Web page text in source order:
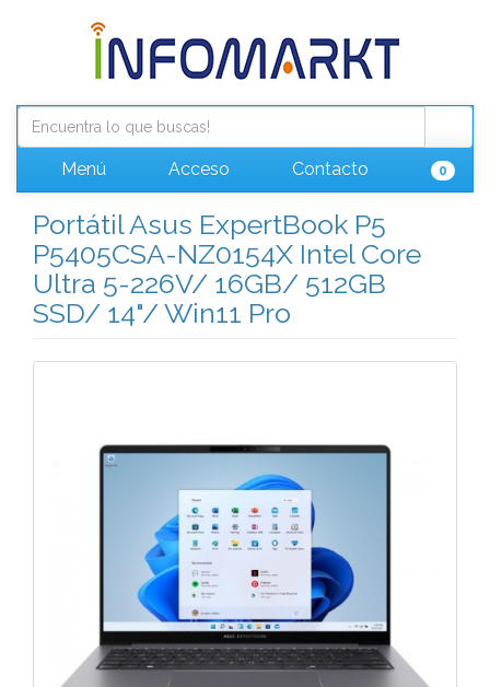
Menú Acceso Contacto 0
Portátil Asus ExpertBook P5
P5405CSA-NZ0154X Intel Core
Ultra 5-226V/ 16GB/ 512GB
SSD/ 14"/ Win11 Pro